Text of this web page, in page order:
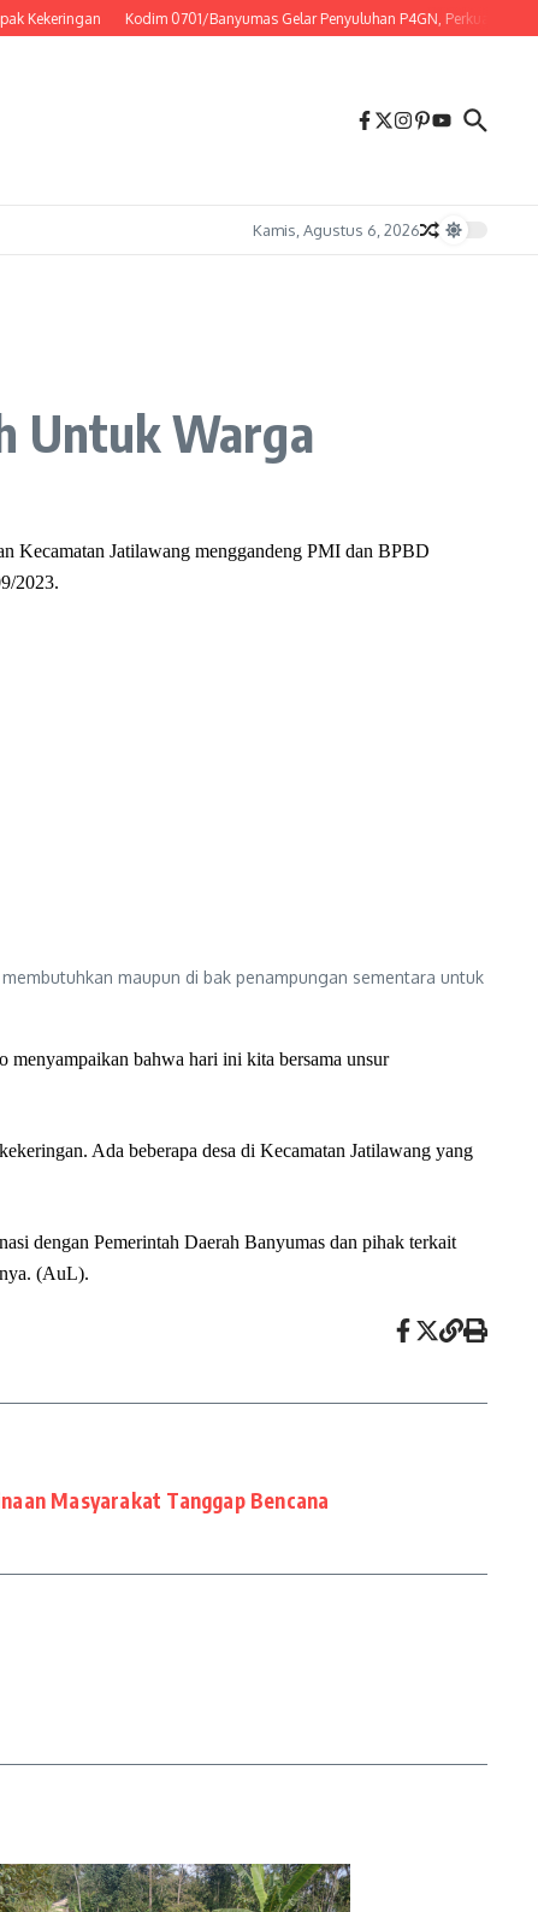
Kodim 0701/Banyumas Gelar Penyuluhan P4GN, Perkuat Komitmen
Kamis, Agustus 6, 2026
Untuk Warga
Kecamatan Jatilawang menggandeng PMI dan BPBD
2023.
maupun di bak penampungan sementara untuk
bahwa hari ini kita bersama unsur
Ada beberapa desa di Kecamatan Jatilawang yang
dengan Pemerintah Daerah Banyumas dan pihak terkait
(AuL).
Masyarakat Tanggap Bencana